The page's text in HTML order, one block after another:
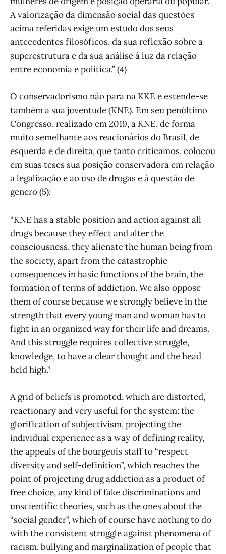
A valorização da dimensão social das questões
acima referidas exige um estudo dos seus
antecedentes filosóficos, da sua reflexão sobre a
superestrutura e da sua análise à luz da relação
entre economia e política.” (4)
O conservadorismo não para na KKE e estende-se
também a sua juventude (KNE). Em seu penúltimo
Congresso, realizado em 2019, a KNE, de forma
muito semelhante aos reacionários do Brasil, de
esquerda e de direita, que tanto criticamos, colocou
em suas teses sua posição conservadora em relação
a legalização e ao uso de drogas e à questão de
genero (5):
“KNE has a stable position and action against all
drugs because they effect and alter the
consciousness, they alienate the human being from
the society, apart from the catastrophic
consequences in basic functions of the brain, the
formation of terms of addiction. We also oppose
them of course because we strongly believe in the
strength that every young man and woman has to
fight in an organized way for their life and dreams.
And this struggle requires collective struggle,
knowledge, to have a clear thought and the head
held high.”
A grid of beliefs is promoted, which are distorted,
reactionary and very useful for the system: the
glorification of subjectivism, projecting the
individual experience as a way of defining reality,
the appeals of the bourgeois staff to “respect
diversity and self-definition”, which reaches the
point of projecting drug addiction as a product of
free choice, any kind of fake discriminations and
unscientific theories, such as the ones about the
“social gender”, which of course have nothing to do
with the consistent struggle against phenomena of
racism, bullying and marginalization of people that